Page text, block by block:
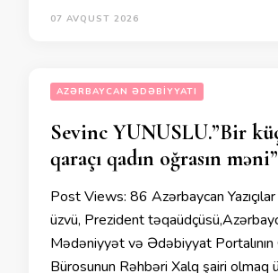
07 AVQUST 2026
AZƏRBAYCAN ƏDƏBIYYATI
Sevinc YUNUSLU.”Bir
qaraçı qadın oğrasın məni”
Post Views: 86 Azərbaycan
üzvü, Prezident
Mədəniyyət və Ədəbiyyat
Bürosunun Rəhbəri Xalq şairi olmaq